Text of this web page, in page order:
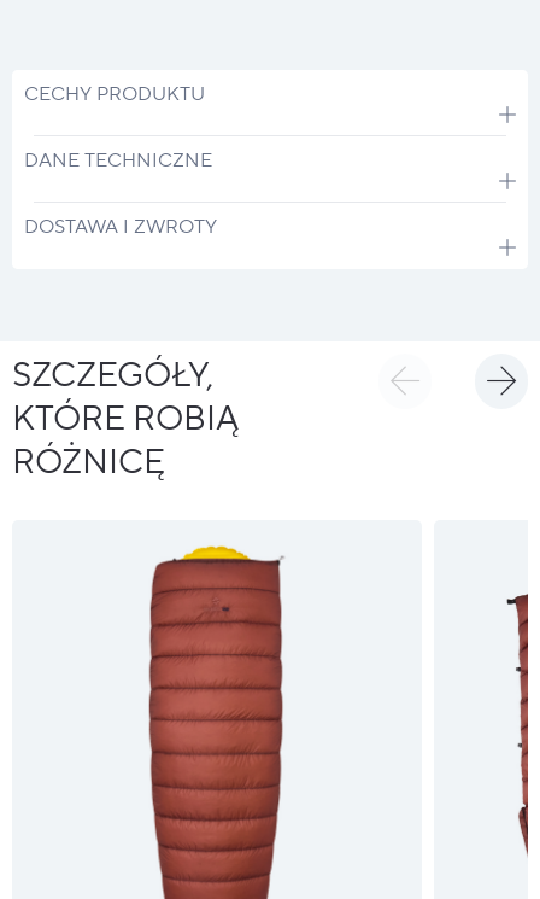
CECHY PRODUKTU
DANE TECHNICZNE
DOSTAWA I ZWROTY
SZCZEGÓŁY,
KTÓRE ROBIĄ
RÓŻNICĘ